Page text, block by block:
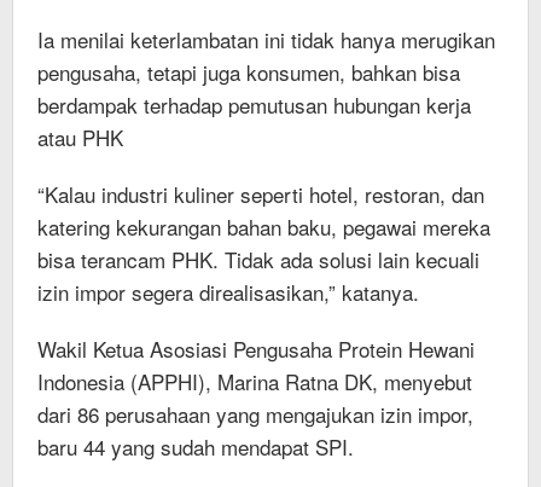
Ia menilai keterlambatan ini tidak hanya merugikan
pengusaha, tetapi juga konsumen, bahkan bisa
berdampak terhadap pemutusan hubungan kerja
atau PHK
“Kalau industri kuliner seperti hotel, restoran, dan
katering kekurangan bahan baku, pegawai mereka
bisa terancam PHK. Tidak ada solusi lain kecuali
izin impor segera direalisasikan,” katanya.
Wakil Ketua Asosiasi Pengusaha Protein Hewani
Indonesia (APPHI), Marina Ratna DK, menyebut
dari 86 perusahaan yang mengajukan izin impor,
baru 44 yang sudah mendapat SPI.